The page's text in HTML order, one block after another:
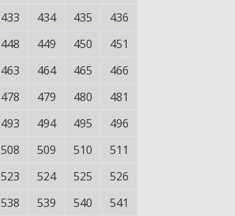
433 434 435
436
448 449 450
451
463 464 465
466
478 479 480
481
493 494 495
496
508 509 510
511
523 524 525
526
538 539 540
541